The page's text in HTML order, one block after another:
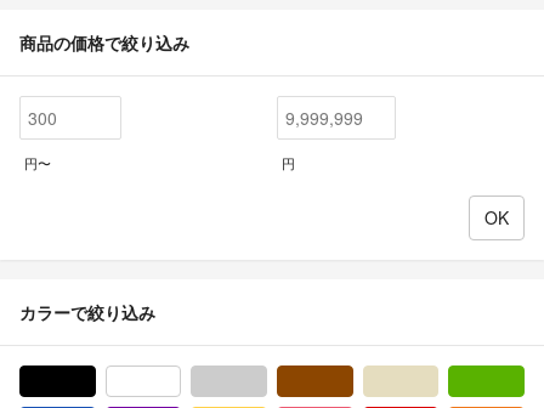
商品の価格で絞り込み
円〜 円
カラーで絞り込み